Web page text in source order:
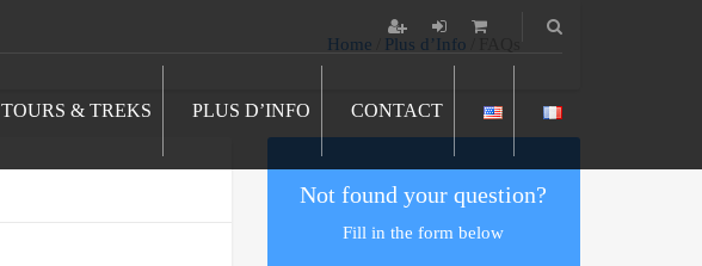
TOURS & TREKS PLUS D’INFO CONTACT
Home Plus d’Info
Not found your question?
Fill in the form below